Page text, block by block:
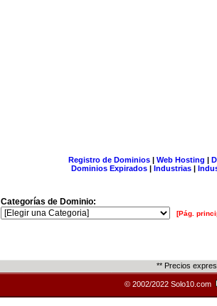
Registro de Dominios| Web Hosting |
Dominios Expirados | Industrias |
Categorías de Dominio:
[Pág.
** Precios
© 2002/2022 Solo10.com